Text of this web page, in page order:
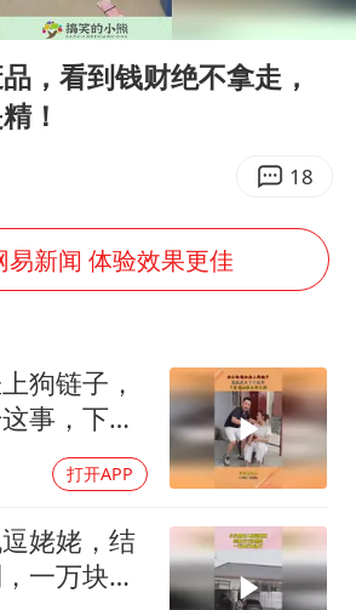
哥伦比亚强震已致超20人死亡
警惕！我国境内发现多起“Sorry”勒索病毒攻击事件
我国民营企业创新动能持续增强
真理之光，何以能照亮复兴之路？
00:11
，看到钱财绝不拿走，
！
18
易新闻 体验效果更佳
狗链子，
事，下幕
打开APP
姥姥，结
一万块打